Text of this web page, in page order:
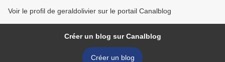
Voir le profil de geraldolivier sur le portail Canalblog
Créer un blog sur Canalblog
Créer un blog